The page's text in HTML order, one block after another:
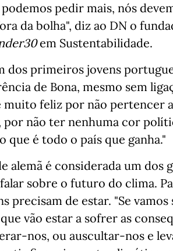
pedir mais, nós
da bolha", diz ao DN o
em Sustentabilidade.
dos primeiros jovens
de Bona, mesmo sem
muito feliz por não pertencer
não ter nenhuma cor
que é todo o país que ganha."
alemã é considerada um dos
sobre o futuro do clima.
precisam de estar. "Se
vão estar a sofrer as
nos, ou auscultar-nos e